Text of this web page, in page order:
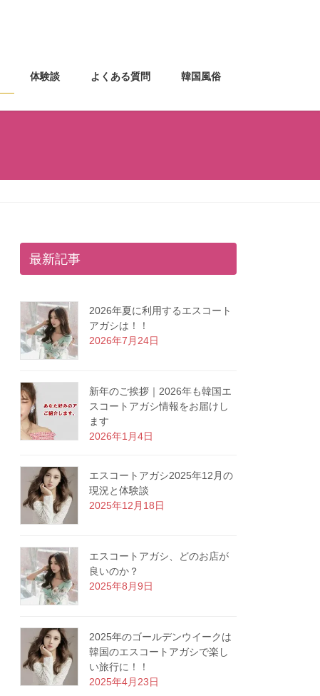
体験談 よくある質問 韓国風俗
最新記事
2026年夏に利用するエスコート
アガシは！！
2026年7月24日
新年のご挨拶｜2026年も韓国エ
スコートアガシ情報をお届けし
ます
2026年1月4日
エスコートアガシ2025年12月の
現況と体験談
2025年12月18日
エスコートアガシ、どのお店が
良いのか？
2025年8月9日
2025年のゴールデンウイークは
韓国のエスコートアガシで楽し
い旅行に！！
2025年4月23日